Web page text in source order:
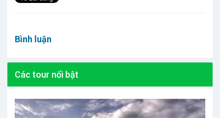
Bình luận
Các tour nổi bật